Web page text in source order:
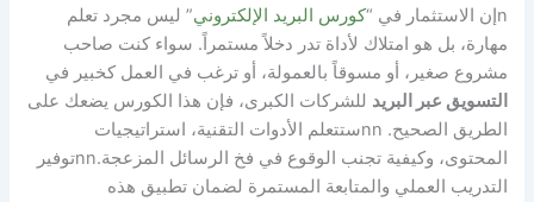
nإن الاستثمار في “كورس البريد الإلكتروني” ليس مجرد تعلم
مهارة، بل هو امتلاك لأداة تدر دخلاً مستمراً. سواء كنت صاحب
مشروع صغير، أو مسوقاً بالعمولة، أو ترغب في العمل كخبير في
التسويق عبر البريد للشركات الكبرى، فإن هذا الكورس يضعك على
الطريق الصحيح. nnستتعلم الأدوات التقنية، استراتيجيات
المحتوى، وكيفية تجنب الوقوع في فخ الرسائل المزعجة.nnتوفير
التدريب العملي والمتابعة المستمرة لضمان تطبيق هذه